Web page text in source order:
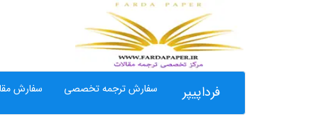
فرداپیپر سفارش ترجمه تخصصی سفارش